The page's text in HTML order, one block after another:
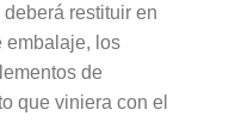
restituir en
embalaje, los
de
que viniera con el